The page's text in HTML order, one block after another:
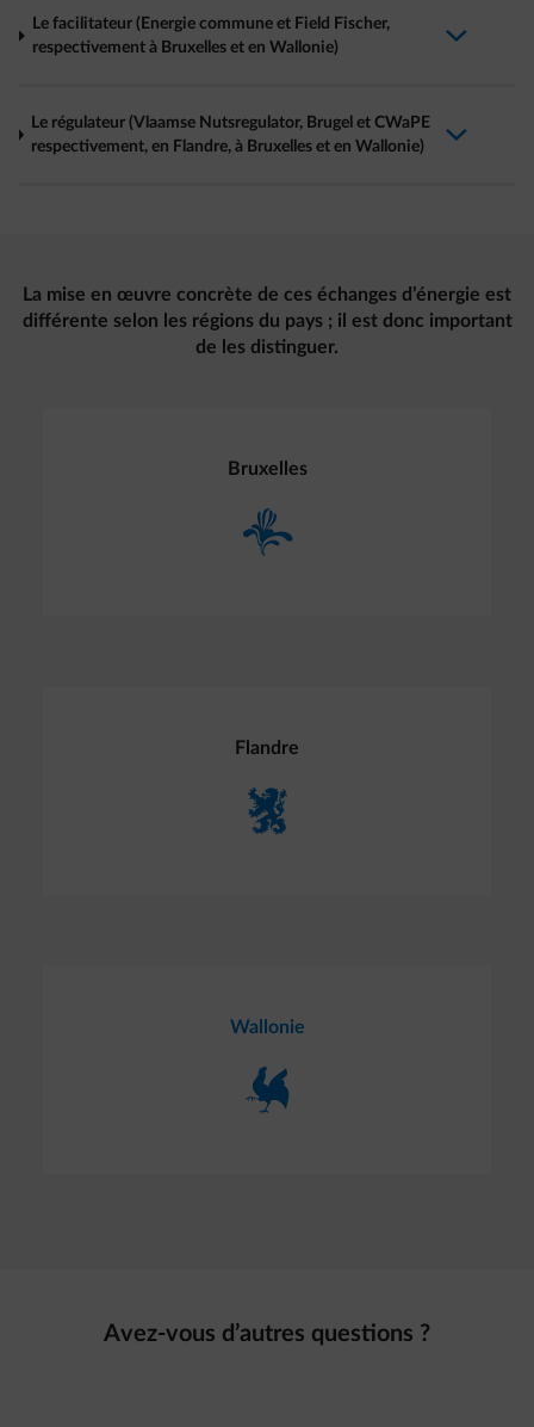
Le facilitateur (Energie commune et Field Fischer,
respectivement à Bruxelles et en Wallonie)
arrow-down-fwd
Le régulateur (Vlaamse Nutsregulator, Brugel et CWaPE
respectivement, en Flandre, à Bruxelles et en Wallonie)
arrow-down-fwd
La mise en œuvre concrète de ces échanges d’énergie est
différente selon les régions du pays ; il est donc important
de les distinguer.
Bruxelles
Flandre
Wallonie
Avez-vous d’autres questions ?